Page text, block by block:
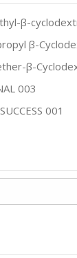
β-
β-
β-
003
001